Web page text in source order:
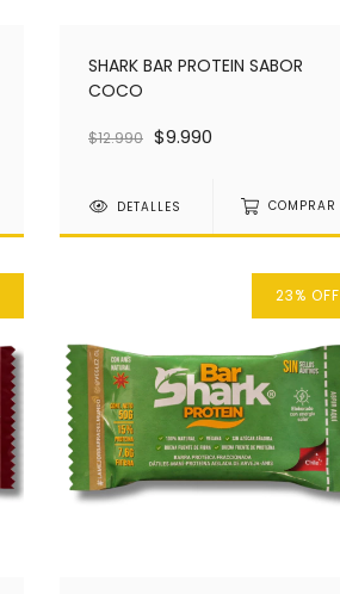
SHARK BAR PROTEIN SABOR
COCO
$12.990 $9.990
DETALLES COMPRAR
23% OFF